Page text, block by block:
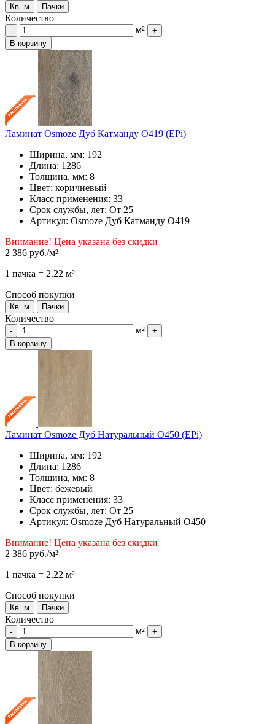
Кв. м Пачки
Количество
- м²
+
В корзину
Ламинат Osmoze Дуб Катманду O419 (EPi)
Ширина, мм: 192
Длина: 1286
Толщина, мм: 8
Цвет: коричневый
Класс применения: 33
Срок службы, лет: От 25
Артикул: Osmoze Дуб Катманду O419
Внимание! Цена указана без скидки
2 386 руб./м²
1 пачка = 2.22 м²
Способ покупки
Кв. м Пачки
Количество
- м²
+
В корзину
Ламинат Osmoze Дуб Натуральный О450 (EPi)
Ширина, мм: 192
Длина: 1286
Толщина, мм: 8
Цвет: бежевый
Класс применения: 33
Срок службы, лет: От 25
Артикул: Osmoze Дуб Натуральный О450
Внимание! Цена указана без скидки
2 386 руб./м²
1 пачка = 2.22 м²
Способ покупки
Кв. м Пачки
Количество
- м²
+
В корзину